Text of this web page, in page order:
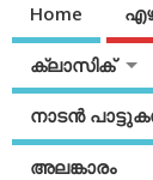
Home
ക്ലാസിക്
നാടന്‍
അലങ്കാരം